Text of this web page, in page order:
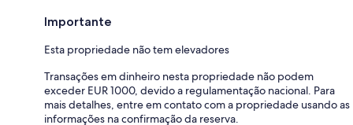
Importante
Esta propriedade não tem elevadores
Transações em dinheiro nesta propriedade não podem
exceder EUR 1000, devido a regulamentação nacional. Para
mais detalhes, entre em contato com a propriedade usando as
informações na confirmação da reserva.